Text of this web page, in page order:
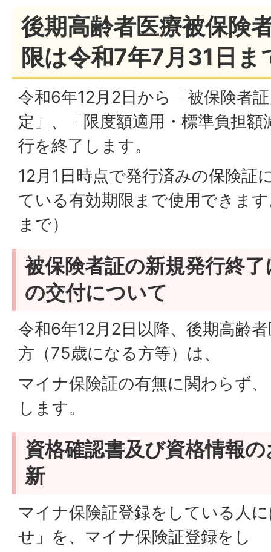
後期高齢者医療被保険
限は令和7年7月31日ま
令和6年12月2日から「被保険者
定」、「限度額適用・標準負担
行を終了します。
12月1日時点で発行済みの保険証
ている有効期限まで使用できま
まで）
被保険者証の新規発行終
の交付について
令和6年12月2日以降、後期高齢
方（75歳になる方等）は、
マイナ保険証の有無に関わらず
します。
資格確認書及び資格情報
新
マイナ保険証登録をしている人
せ」を、マイナ保険証登録をし